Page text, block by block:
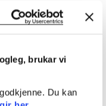
brukar vi
Du kan
følgjande totale
og generell